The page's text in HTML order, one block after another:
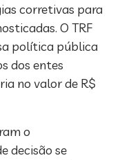
corretivas para
O TRF
política pública
dos entes
no valor de R$
o
decisão se